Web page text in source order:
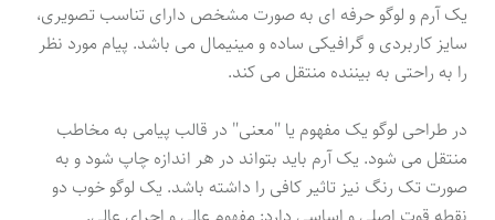
یک آرم و لوگو حرفه ای به صورت مشخص دارای تناسب تصویری،
سایز کاربردی و گرافیکی ساده و مینیمال می باشد. پیام مورد نظر
را به راحتی به بیننده منتقل می کند.
در طراحی لوگو یک مفهوم یا "معنی" در قالب پیامی به مخاطب
منتقل می شود. یک آرم باید بتواند در هر اندازه چاپ شود و به
صورت تک رنگ نیز تاثیر کافی را داشته باشد. یک لوگو خوب دو